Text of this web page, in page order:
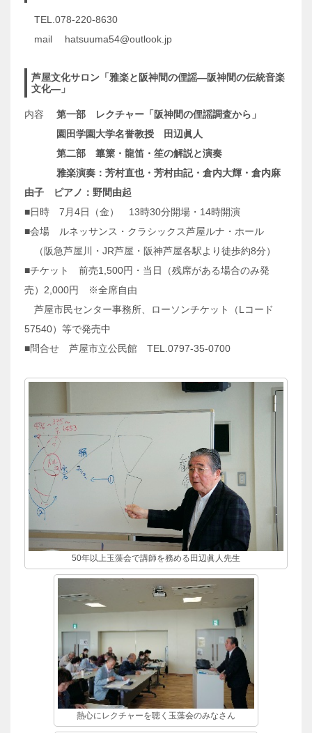
TEL.078-220-8630
mail hatsuuma54@outlook.jp
芦屋文化サロン「雅楽と阪神間の俚謡―阪神間の伝統音楽
文化―」
内容 第一部 レクチャー「阪神間の俚謡調査から」
園田学園大学名誉教授 田辺眞人
第二部 篳篥・龍笛・笙の解説と演奏
雅楽演奏：芳村直也・芳村由記・倉内大輝・倉内麻
由子 ピアノ：野間由起
■日時 7月4日（金） 13時30分開場・14時開演
■会場 ルネッサンス・クラシックス芦屋ルナ・ホール
（阪急芦屋川・JR芦屋・阪神芦屋各駅より徒歩約8分）
■チケット 前売1,500円・当日（残席がある場合のみ発
売）2,000円 ※全席自由
芦屋市民センター事務所、ローソンチケット（Lコード
57540）等で発売中
■問合せ 芦屋市立公民館 TEL.0797-35-0700
50年以上玉藻会で講師を務める田辺眞人先生
熱心にレクチャーを聴く玉藻会のみなさん